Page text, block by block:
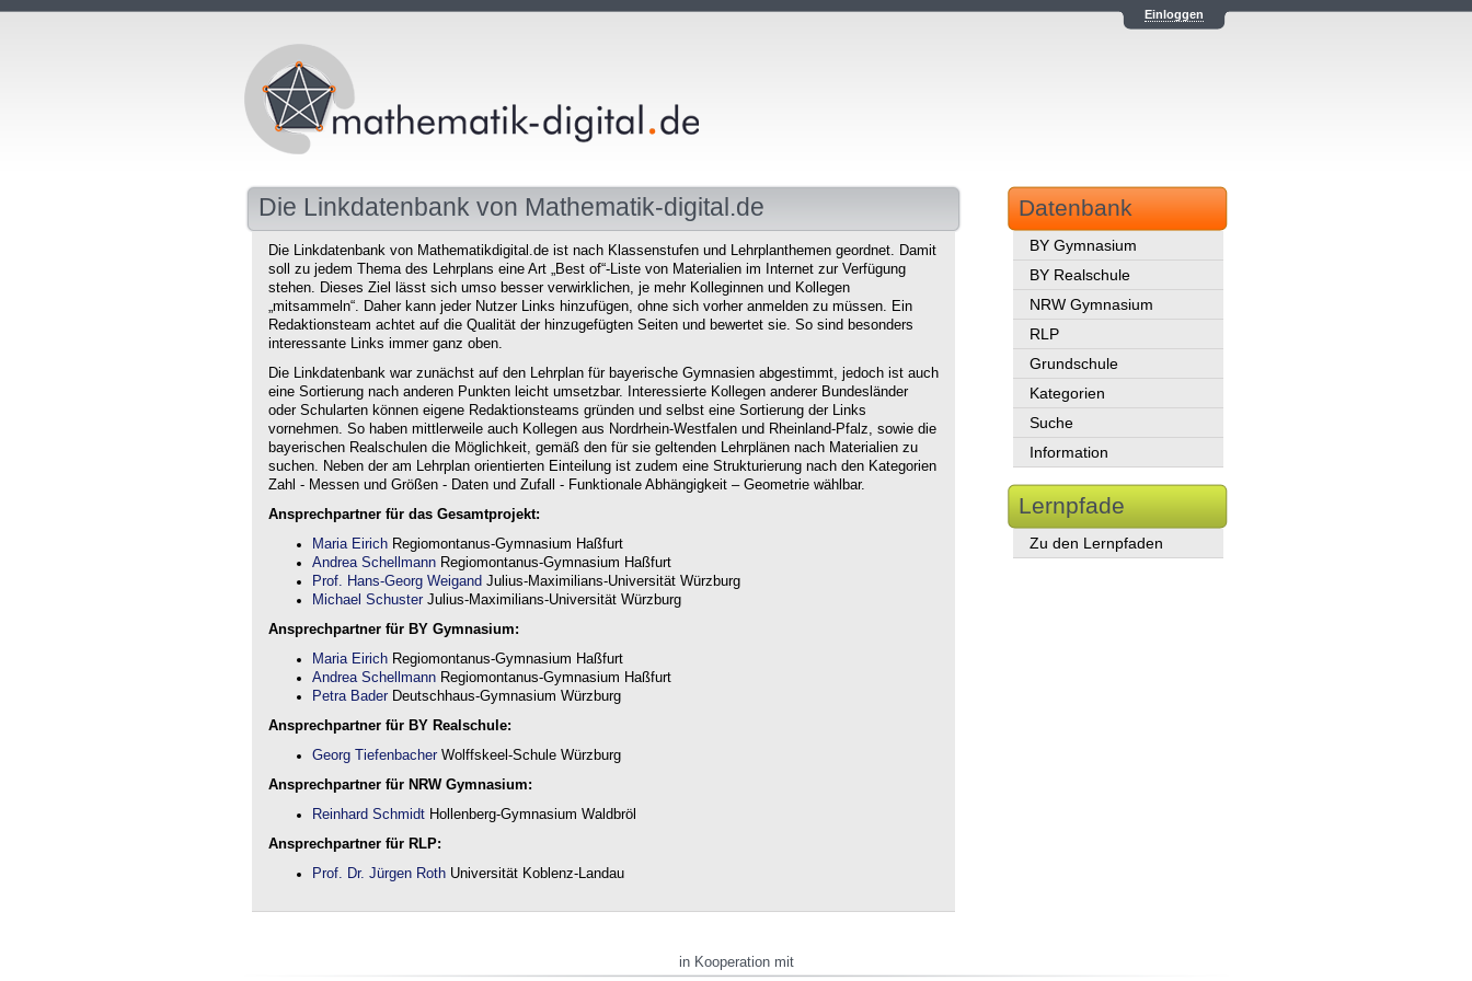
Einloggen
Die Linkdatenbank von Mathematik-digital.de
Die Linkdatenbank von Mathematikdigital.de ist nach Klassenstufen und Lehrplanthemen geordnet. Damit
soll zu jedem Thema des Lehrplans eine Art „Best of“-Liste von Materialien im Internet zur Verfügung
stehen. Dieses Ziel lässt sich umso besser verwirklichen, je mehr Kolleginnen und Kollegen
„mitsammeln“. Daher kann jeder Nutzer Links hinzufügen, ohne sich vorher anmelden zu müssen. Ein
Redaktionsteam achtet auf die Qualität der hinzugefügten Seiten und bewertet sie. So sind besonders
interessante Links immer ganz oben.
Die Linkdatenbank war zunächst auf den Lehrplan für bayerische Gymnasien abgestimmt, jedoch ist auch
eine Sortierung nach anderen Punkten leicht umsetzbar. Interessierte Kollegen anderer Bundesländer
oder Schularten können eigene Redaktionsteams gründen und selbst eine Sortierung der Links
vornehmen. So haben mittlerweile auch Kollegen aus Nordrhein-Westfalen und Rheinland-Pfalz, sowie die
bayerischen Realschulen die Möglichkeit, gemäß den für sie geltenden Lehrplänen nach Materialien zu
suchen. Neben der am Lehrplan orientierten Einteilung ist zudem eine Strukturierung nach den Kategorien
Zahl - Messen und Größen - Daten und Zufall - Funktionale Abhängigkeit – Geometrie wählbar.
Ansprechpartner für das Gesamtprojekt:
Maria Eirich Regiomontanus-Gymnasium Haßfurt
Andrea Schellmann Regiomontanus-Gymnasium Haßfurt
Prof. Hans-Georg Weigand Julius-Maximilians-Universität Würzburg
Michael Schuster Julius-Maximilians-Universität Würzburg
Ansprechpartner für BY Gymnasium:
Maria Eirich Regiomontanus-Gymnasium Haßfurt
Andrea Schellmann Regiomontanus-Gymnasium Haßfurt
Petra Bader Deutschhaus-Gymnasium Würzburg
Ansprechpartner für BY Realschule:
Georg Tiefenbacher Wolffskeel-Schule Würzburg
Ansprechpartner für NRW Gymnasium:
Reinhard Schmidt Hollenberg-Gymnasium Waldbröl
Ansprechpartner für RLP:
Prof. Dr. Jürgen Roth Universität Koblenz-Landau
Datenbank
BY Gymnasium
BY Realschule
NRW Gymnasium
RLP
Grundschule
Kategorien
Suche
Information
Lernpfade
Zu den Lernpfaden
in Kooperation mit